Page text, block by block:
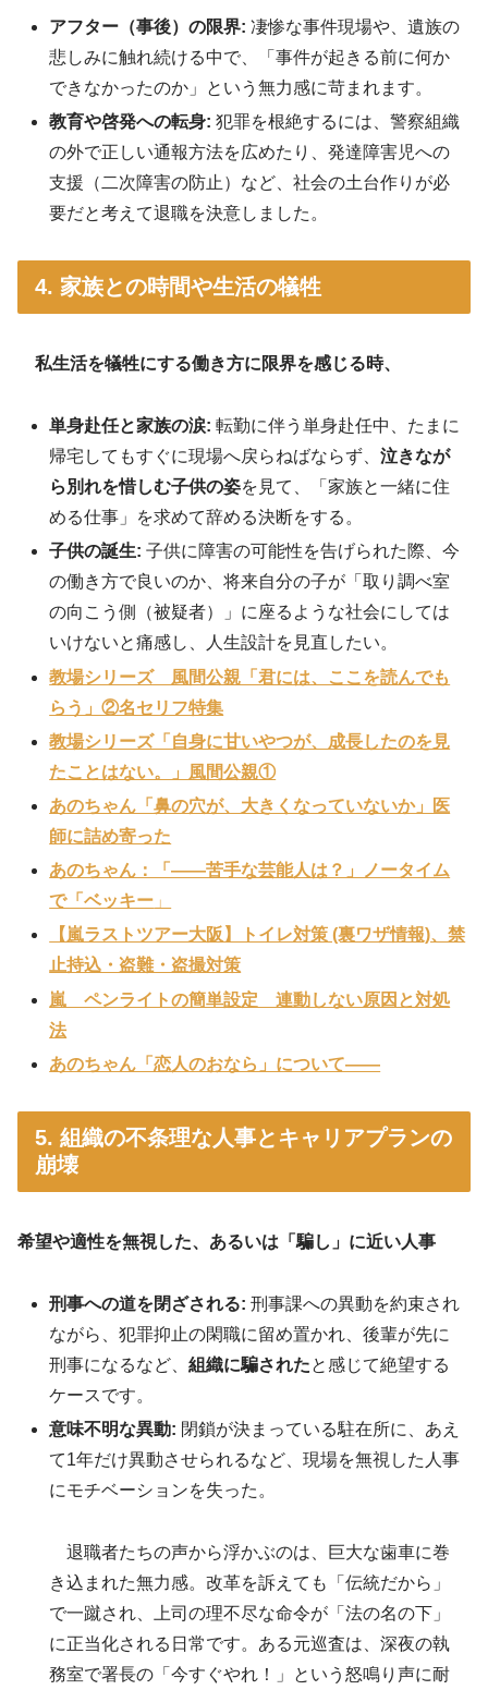
アフター（事後）の限界: 凄惨な事件現場や、遺族の
悲しみに触れ続ける中で、「事件が起きる前に何か
できなかったのか」という無力感に苛まれます。
教育や啓発への転身: 犯罪を根絶するには、警察組織
の外で正しい通報方法を広めたり、発達障害児への
支援（二次障害の防止）など、社会の土台作りが必
要だと考えて退職を決意しました 。
4. 家族との時間や生活の犠牲
私生活を犠牲にする働き方に限界を感じる時、
単身赴任と家族の涙: 転勤に伴う単身赴任中、たまに
帰宅してもすぐに現場へ戻らねばならず、泣きなが
ら別れを惜しむ子供の姿を見て、「家族と一緒に住
める仕事」を求めて辞める決断をする 。
子供の誕生: 子供に障害の可能性を告げられた際、今
の働き方で良いのか、将来自分の子が「取り調べ室
の向こう側（被疑者）」に座るような社会にしては
いけないと痛感し、人生設計を見直したい。
教場シリーズ 風間公親「君には、ここを読んでも
らう」②名セリフ特集
教場シリーズ「自身に甘いやつが、成長したのを見
たことはない。」風間公親①
あのちゃん「鼻の穴が、大きくなっていないか」医
師に詰め寄った
あのちゃん：「——苦手な芸能人は？」ノータイム
で「ベッキー 」
【嵐ラストツアー大阪】トイレ対策 (裏ワザ情報)、禁
止持込・盗難・盗撮対策
嵐 ペンライトの簡単設定 連動しない原因と対処
法
あのちゃん「恋人のおなら」について——
5. 組織の不条理な人事とキャリアプランの
崩壊
希望や適性を無視した、あるいは「騙し」に近い人事
刑事への道を閉ざされる: 刑事課への異動を約束され
ながら、犯罪抑止の閑職に留め置かれ、後輩が先に
刑事になるなど、組織に騙されたと感じて絶望する
ケースです。
意味不明な異動: 閉鎖が決まっている駐在所に、あえ
て1年だけ異動させられるなど、現場を無視した人事
にモチベーションを失った 。
退職者たちの声から浮かぶのは、巨大な歯車に巻
き込まれた無力感。改革を訴えても「伝統だから」
で一蹴され、上司の理不尽な命令が「法の名の下」
に正当化される日常です。ある元巡査は、深夜の執
務室で署長の「今すぐやれ！」という怒鳴り声に耐